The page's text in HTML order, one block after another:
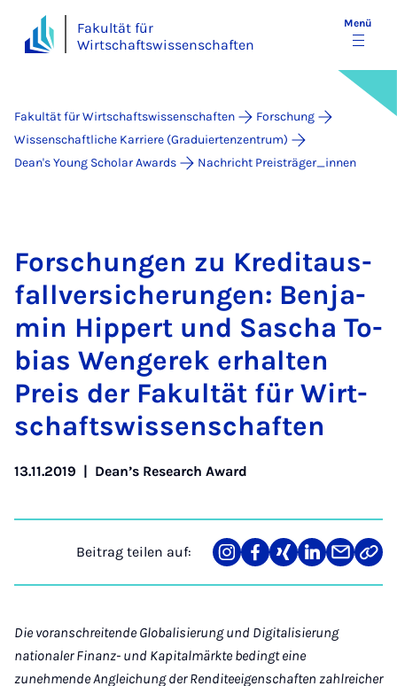
Fakultät für
Wirtschaftswissenschaften
Menü
Fakultät für Wirtschaftswissenschaften
Forschung
Wissenschaftliche Karriere (Graduiertenzentrum)
Dean's Young Scholar Awards
Nachricht Preisträger_innen
For­schun­gen zu Kre­dit­aus­
fall­ver­si­che­run­gen: Ben­ja­
min Hip­pert und Sa­scha To­
bi­as Wen­ge­rek er­hal­ten
Preis der Fa­kul­tät für Wirt­
schafts­wis­sen­schaf­ten
13.11.2019 | Dean’s Research Award
Beitrag teilen auf:
Teilen
auf
Teilen
auf
Teilen
auf
Teilen
auf
Teilen
über
Link
Die voranschreitende Globalisierung und Digitalisierung
nationaler Finanz- und Kapitalmärkte bedingt eine
zunehmende Angleichung der Renditeeigenschaften zahlreicher